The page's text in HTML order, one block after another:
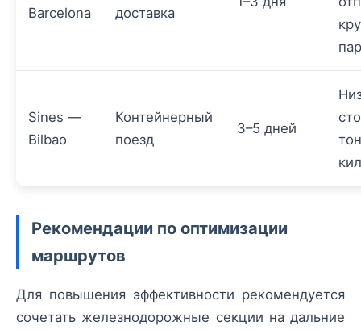
Barcelona
доставка
Sines —
Bilbao
Контейнерный
поезд
3–5 дней
Рекомендации по оптимизации
маршрутов
Для повышения эффективности рекомендуется
сочетать железнодорожные секции на дальние